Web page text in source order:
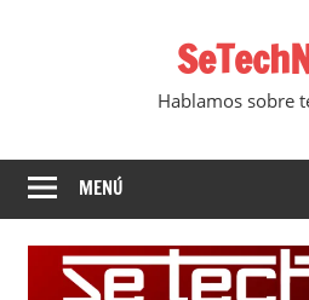
Hablamos sobre
MENÚ